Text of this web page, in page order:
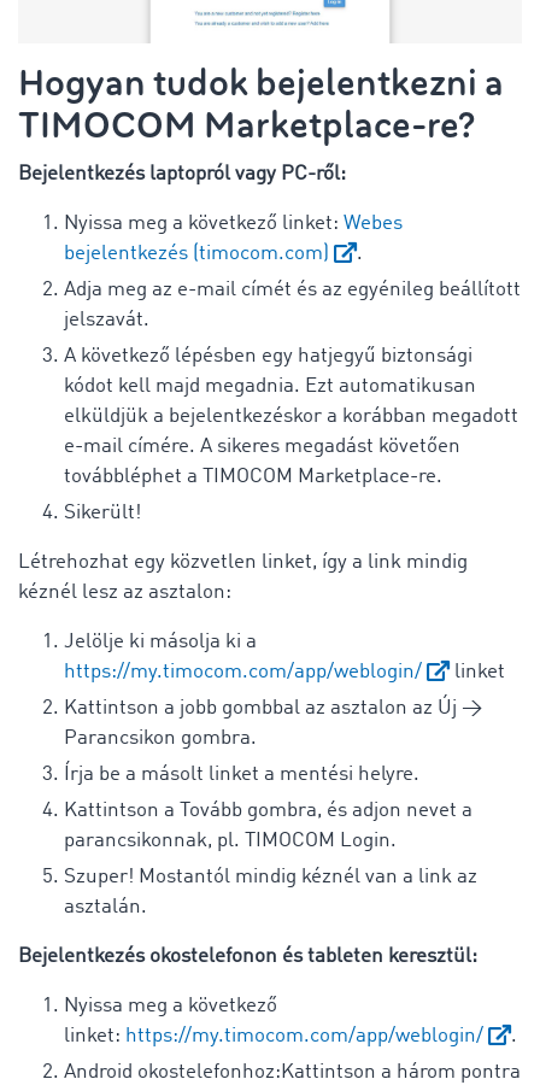
Hogyan tudok bejelentkezni a
TIMOCOM Marketplace-re?
Bejelentkezés laptopról vagy PC-ről:
Nyissa meg a következő linket: Webes
bejelentkezés (timocom.com)
.
Adja meg az e-mail címét és az egyénileg beállított
jelszavát.
A következő lépésben egy hatjegyű biztonsági
kódot kell majd megadnia. Ezt automatikusan
elküldjük a bejelentkezéskor a korábban megadott
e-mail címére. A sikeres megadást követően
továbbléphet a TIMOCOM Marketplace-re.
Sikerült!
Létrehozhat egy közvetlen linket, így a link mindig
kéznél lesz az asztalon:
Jelölje ki másolja ki a
https://my.timocom.com/app/weblogin/
linket
Kattintson a jobb gombbal az asztalon az Új →
Parancsikon gombra.
Írja be a másolt linket a mentési helyre.
Kattintson a Tovább gombra, és adjon nevet a
parancsikonnak, pl. TIMOCOM Login.
Szuper! Mostantól mindig kéznél van a link az
asztalán.
Bejelentkezés okostelefonon és tableten keresztül:
Nyissa meg a következő
linket: https://my.timocom.com/app/weblogin/
.
Android okostelefonhoz:Kattintson a három pontra